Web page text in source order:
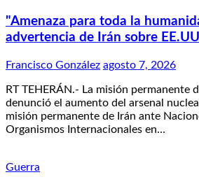
"Amenaza para toda la
advertencia de Irán sobre
Francisco González agosto 7, 2026
RT TEHERÁN.- La misión permanente
denunció el aumento del arsenal
misión permanente de Irán ante
Organismos Internacionales en…
Guerra